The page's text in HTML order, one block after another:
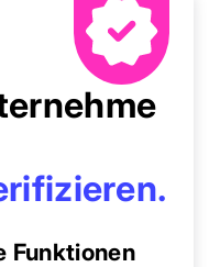
Funktionen